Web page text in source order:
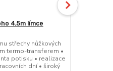
4,5m límce
střechy nůžkových
termo-transferem •
potisku • realizace
dní • široký